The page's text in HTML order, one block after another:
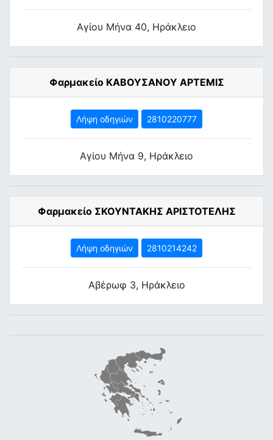
Αγίου Μήνα 40, Ηράκλειο
Φαρμακείο ΚΑΒΟΥΣΑΝΟΥ ΑΡΤΕΜΙΣ
Λήψη οδηγιών 2810220777
Αγίου Μήνα 9, Ηράκλειο
Φαρμακείο ΣΚΟΥΝΤΑΚΗΣ ΑΡΙΣΤΟΤΕΛΗΣ
Λήψη οδηγιών 2810214242
Αβέρωφ 3, Ηράκλειο